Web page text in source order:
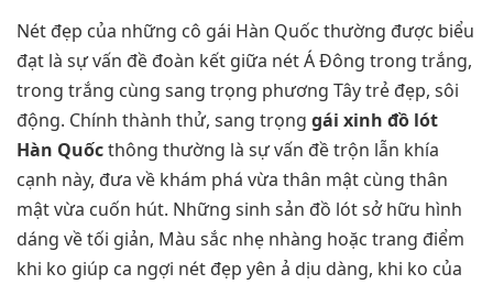
Nét đẹp của những cô gái Hàn Quốc thường được biểu
đạt là sự vấn đề đoàn kết giữa nét Á Đông trong trắng,
trong trắng cùng sang trọng phương Tây trẻ đẹp, sôi
động. Chính thành thử, sang trọng gái xinh đồ lót
Hàn Quốcthông thường là sự vấn đề trộn lẫn khía
cạnh này, đưa về khám phá vừa thân mật cùng thân
mật vừa cuốn hút. Những sinh sản đồ lót sở hữu hình
dáng về tối giản, Màu sắc nhẹ nhàng hoặc trang điểm
khi ko giúp ca ngợi nét đẹp yên ả dịu dàng, khi ko của